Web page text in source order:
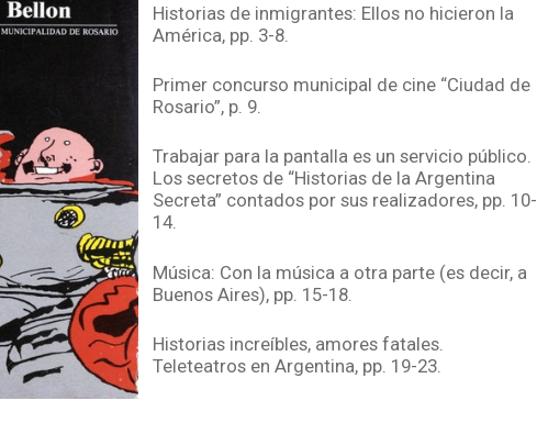
Historias de inmigrantes: Ellos no hicieron la
América, pp. 3-8.
Primer concurso municipal de cine “Ciudad de
Rosario”, p. 9.
Trabajar para la pantalla es un servicio público.
Los secretos de “Historias de la Argentina
Secreta” contados por sus realizadores, pp. 10-
14.
Música: Con la música a otra parte (es decir, a
Buenos Aires), pp. 15-18.
Historias increíbles, amores fatales.
Teleteatros en Argentina, pp. 19-23.